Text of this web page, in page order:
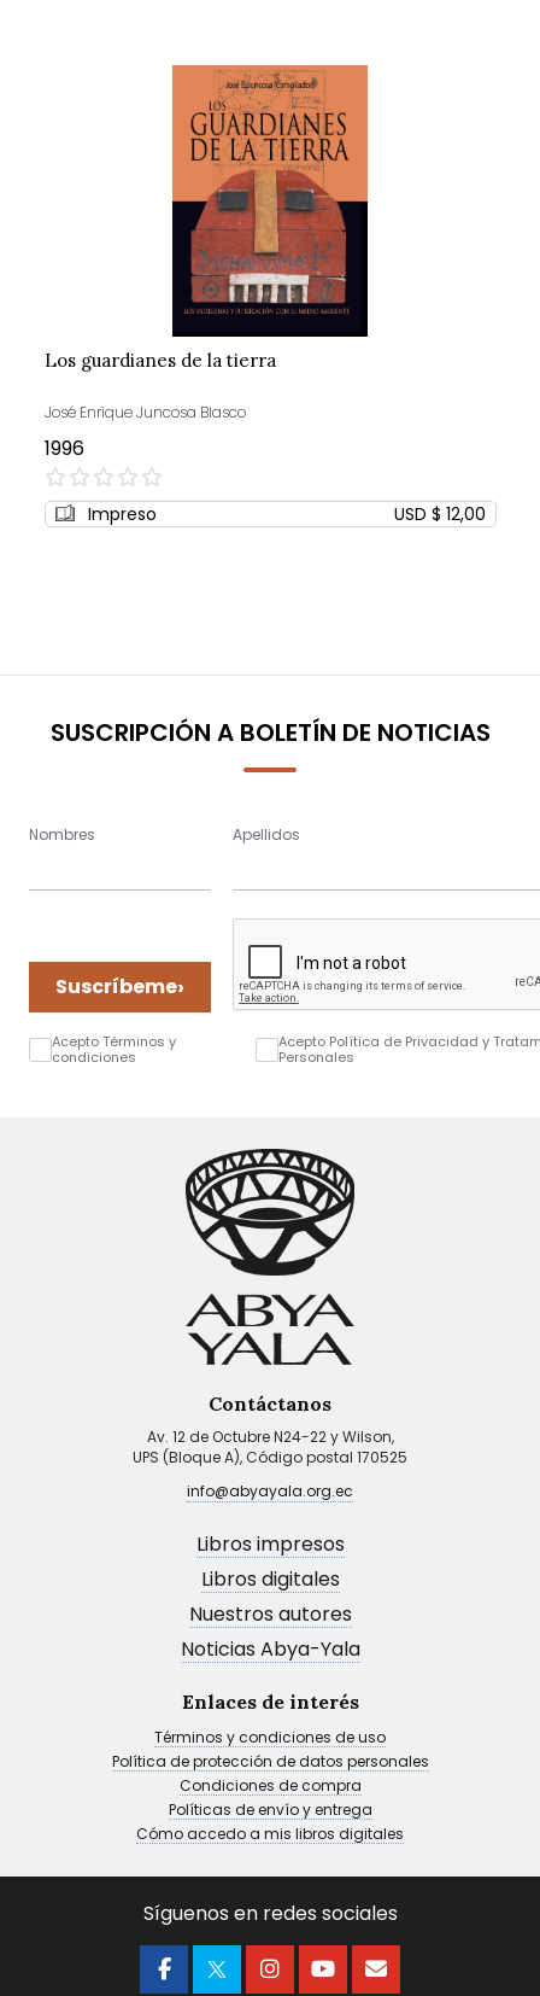
Los guardianes de la tierra
José Enrique Juncosa Blasco
1996
0%
Impreso USD $ 12,00
SUSCRIPCIÓN A BOLETÍN DE NOTICIAS
Nombres Apellidos
Suscríbeme›
Acepto Términos y
condiciones
Acepto Política de Privacidad y
Personales
Contáctanos
Av. 12 de Octubre N24-22 y Wilson,
UPS (Bloque A), Código postal 170525
info@abyayala.org.ec
Libros impresos
Libros digitales
Nuestros autores
Noticias Abya-Yala
Enlaces de interés
Términos y condiciones de uso
Política de protección de datos personales
Condiciones de compra
Políticas de envío y entrega
Cómo accedo a mis libros digitales
Síguenos en redes sociales